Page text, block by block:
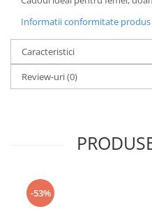
Informatii conformitate produs
Caracteristici
Review-uri(0)
-53%